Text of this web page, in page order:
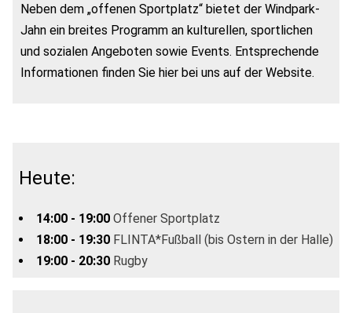
Neben dem „offenen Sportplatz“ bietet der Windpark-
Jahn ein breites Programm an kulturellen, sportlichen
und sozialen Angeboten sowie Events. Entsprechende
Informationen finden Sie hier bei uns auf der Website.
Heute:
14:00 - 19:00 Offener Sportplatz
18:00 - 19:30 FLINTA*Fußball (bis Ostern in der Halle)
19:00 - 20:30 Rugby